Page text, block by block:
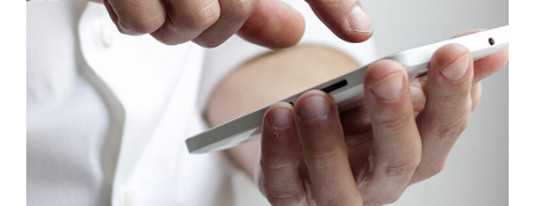
Creative Mind
APPS | BRANDING